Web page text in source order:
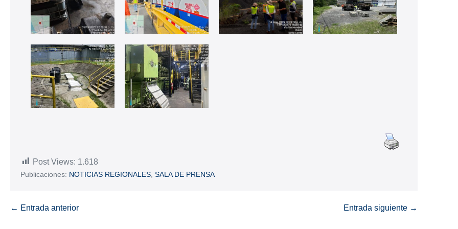
Post Views: 1.618
Publicaciones: NOTICIAS REGIONALES SALA DE PRENSA
← Entrada anterior Entrada siguiente →